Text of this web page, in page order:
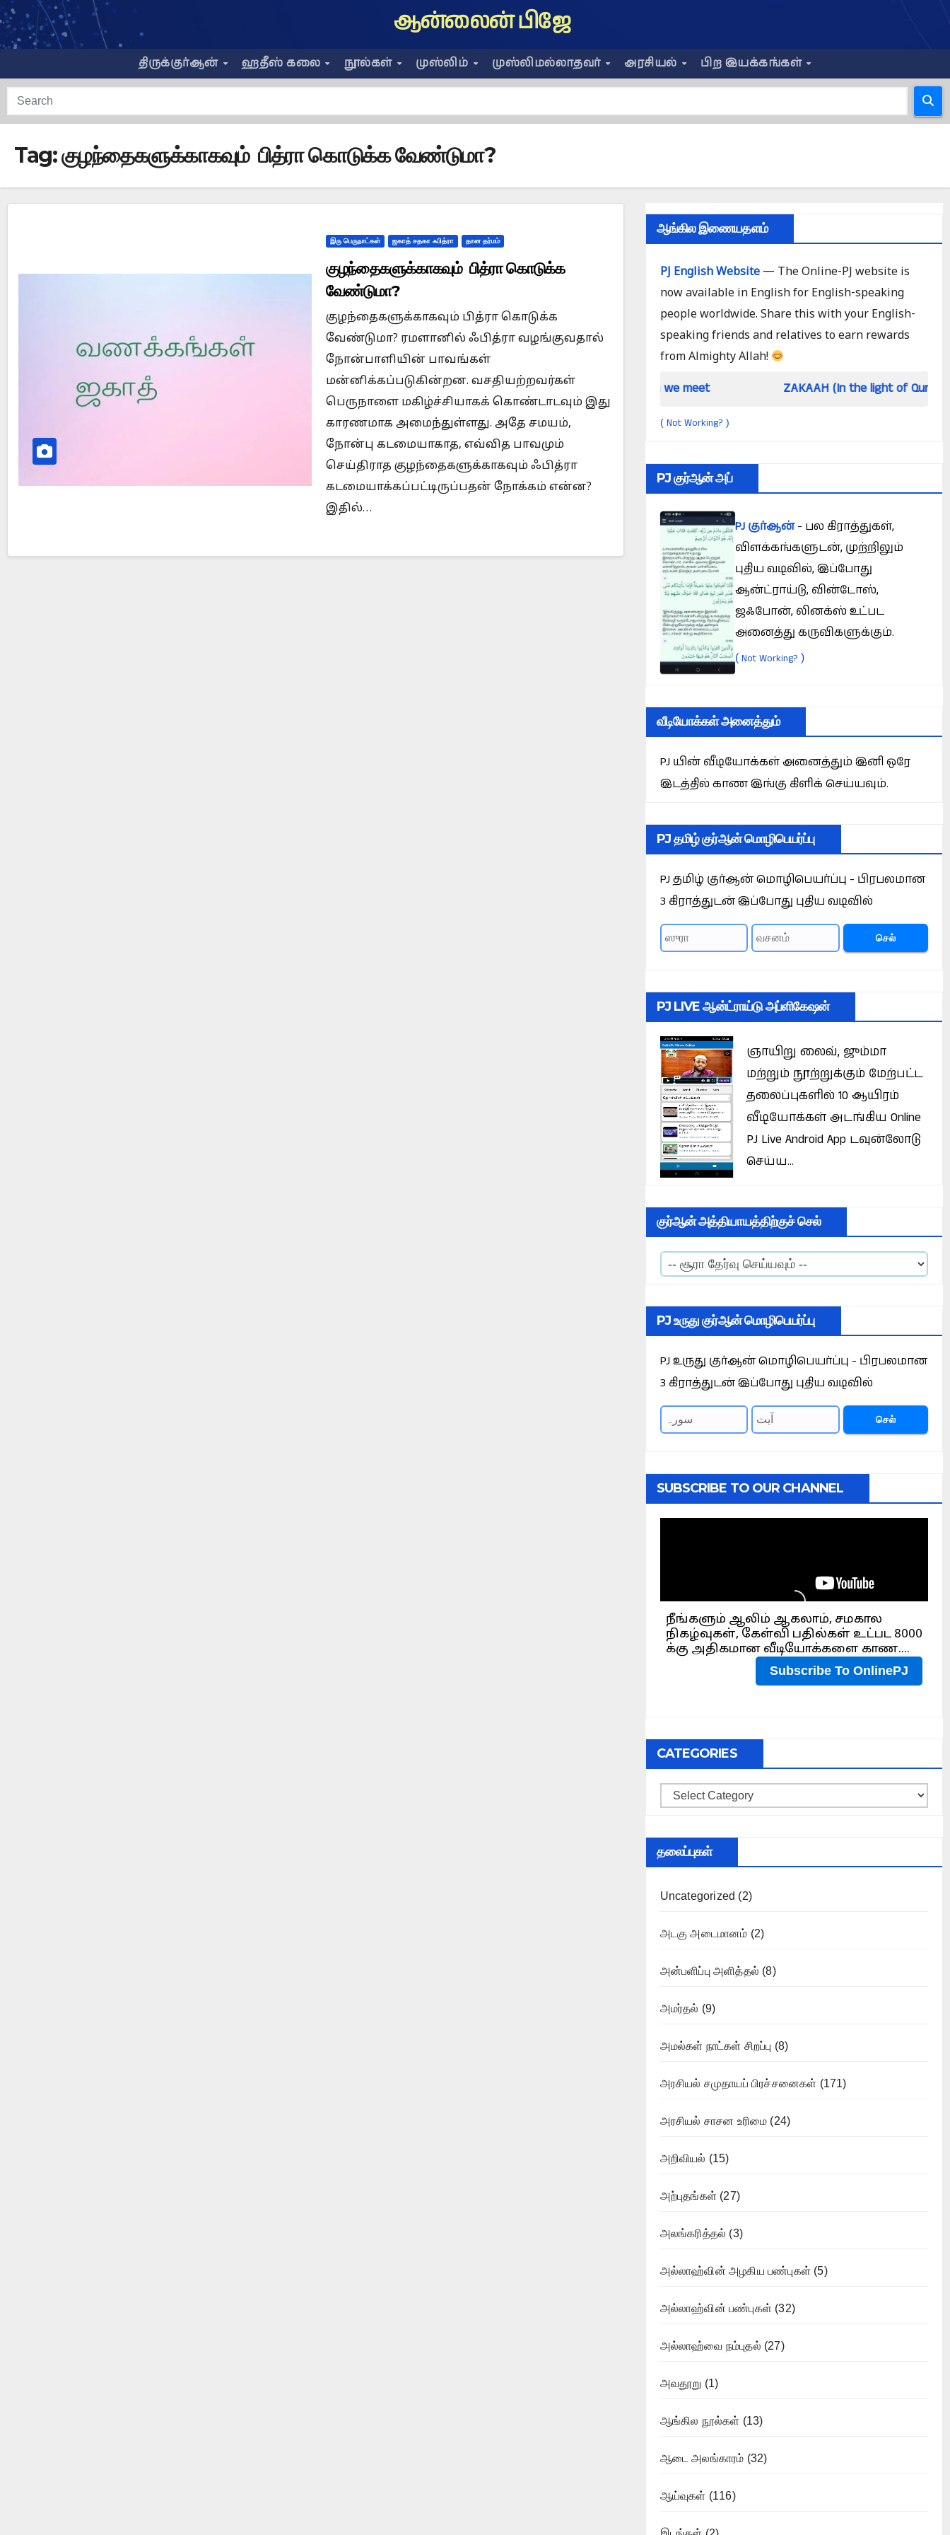
Skip
to
content
ஆன்லைன் பிஜே
திருக்குர்ஆன் ஹதீஸ் கலை நூல்கள் முஸ்லிம் முஸ்லிமல்லாதவர் அரசியல் பிற இயக்கங்கள்
Tag:குழந்தைகளுக்காகவும் பித்ரா கொடுக்க வேண்டுமா?
இரு பெருநாட்கள் ஜகாத் சதகா ஃபித்ரா தான தர்மம்
குழந்தைகளுக்காகவும் பித்ரா கொடுக்க
வேண்டுமா?
குழந்தைகளுக்காகவும் பித்ரா கொடுக்க
வேண்டுமா? ரமளானில் ஃபித்ரா வழங்குவதால்
நோன்பாளியின் பாவங்கள்
மன்னிக்கப்படுகின்றன. வசதியற்றவர்கள்
பெருநாளை மகிழ்ச்சியாகக் கொண்டாடவும் இது
காரணமாக அமைந்துள்ளது. அதே சமயம்,
நோன்பு கடமையாகாத, எவ்வித பாவமும்
செய்திராத குழந்தைகளுக்காகவும் ஃபித்ரா
கடமையாக்கப்பட்டிருப்பதன் நோக்கம் என்ன?
இதில்…
ஆங்கில இணையதளம்
PJ English Website— The Online-PJ website is
now available in English for English-speaking
people worldwide. Share this with your English-
speaking friends and relatives to earn rewards
from Almighty Allah!
Jesus Resurrect on Sunday or Monday? Is Prophet Muhammad superior to Jesus? ZAKAAH (In the light of Qur an and
( Not Working? )
PJ குர்ஆன் அப்
PJ குர்ஆன்- பல கிராத்துகள்,
விளக்கங்களுடன், முற்றிலும்
புதிய வடிவில், இப்போது
ஆன்ட்ராய்டு, வின்டோஸ்,
ஜஃபோன், லினக்ஸ் உட்பட
அனைத்து கருவிகளுக்கும்.
( Not Working? )
வீடியோக்கள் அனைத்தும்
PJ யின் வீடியோக்கள் அனைத்தும் இனி ஒரே
இடத்தில் காண இங்கு கிளிக் செய்யவும்.
PJ தமிழ் குர்ஆன் மொழிபெயர்ப்பு
PJ தமிழ் குர்ஆன் மொழிபெயர்ப்பு - பிரபலமான
3 கிராத்துடன் இப்போது புதிய வடிவில்
செல்
PJ LIVE ஆன்ட்ராய்டு அப்ளிகேஷன்
ஞாயிறு லைவ், ஜும்மா
மற்றும் நூற்றுக்கும் மேற்பட்ட
தலைப்புகளில் 10 ஆயிரம்
வீடியோக்கள் அடங்கிய Online
PJ Live Android App டவுன்லோடு
செய்ய...
குர்ஆன் அத்தியாயத்திற்குச் செல்
PJ உருது குர்ஆன் மொழிபெயர்ப்பு
PJ உருது குர்ஆன் மொழிபெயர்ப்பு - பிரபலமான
3 கிராத்துடன் இப்போது புதிய வடிவில்
செல்
SUBSCRIBE TO OUR CHANNEL
CATEGORIES
Categories
தலைப்புகள்
Uncategorized (2)
அடகு அடைமானம் (2)
அன்பளிப்பு அளித்தல் (8)
அமர்தல் (9)
அமல்கள் நாட்கள் சிறப்பு (8)
அரசியல் சமுதாயப் பிரச்சனைகள் (171)
அரசியல் சாசன உரிமை (24)
அறிவியல் (15)
அற்புதங்கள் (27)
அலங்கரித்தல் (3)
அல்லாஹ்வின் அழகிய பண்புகள் (5)
அல்லாஹ்வின் பண்புகள் (32)
அல்லாஹ்வை நம்புதல் (27)
அவதூறு (1)
ஆங்கில நூல்கள் (13)
ஆடை அலங்காரம் (32)
ஆய்வுகள் (116)